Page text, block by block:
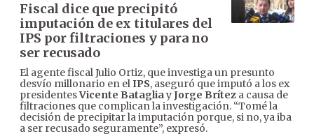
Fiscal dice que precipitó
imputación de ex titulares del
IPS por filtraciones y para no
ser recusado
El agente fiscal Julio Ortiz, que investiga un presunto
desvío millonario en elIPS, aseguró que imputó a los ex
presidentesVicente BatagliayJorge Brítez a causa de
filtraciones que complican la investigación. “Tomé la
decisión de precipitar la imputación porque, si no, ya iba
a ser recusado seguramente”, expresó.